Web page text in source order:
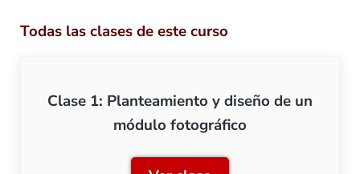
Todas las clases de este curso
Clase 1: Planteamiento y diseño de un
módulo fotográfico